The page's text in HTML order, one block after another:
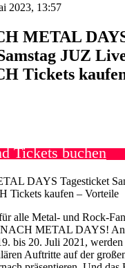
2023, 13:57
METAL
JUZ
Tickets
Tickets buchen
DAYS Tagesticket
Tickets kaufen – Vorteile
alle Metal- und Rock-
METAL DAYS! An
bis 20. Juli 2021,
Auftritte auf der